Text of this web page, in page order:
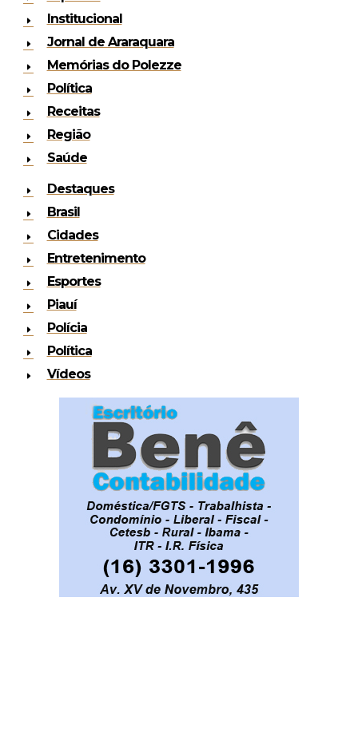
Institucional
Jornal de Araraquara
Memórias do Polezze
Política
Receitas
Região
Saúde
Destaques
Brasil
Cidades
Entretenimento
Esportes
Piauí
Polícia
Política
Vídeos